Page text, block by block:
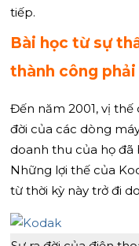
tiếp.
Bài học từ sự
thành công
Đến năm 2001, vị thế
đời của các dòng
doanh thu của họ đã
Những lợi thế của
từ thời kỳ này trở đi